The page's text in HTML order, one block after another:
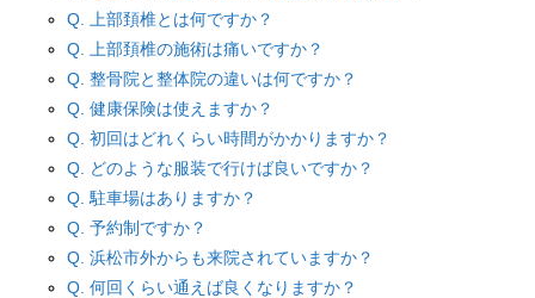
Q. 上部頚椎とは何ですか？
Q. 上部頚椎の施術は痛いですか？
Q. 整骨院と整体院の違いは何ですか？
Q. 健康保険は使えますか？
Q. 初回はどれくらい時間がかかりますか？
Q. どのような服装で行けば良いですか？
Q. 駐車場はありますか？
Q. 予約制ですか？
Q. 浜松市外からも来院されていますか？
Q. 何回くらい通えば良くなりますか？